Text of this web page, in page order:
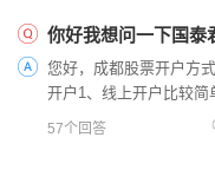
您好，成都股票开户方
开户1、线上开户比较
理，并且也没有时间限
57个回答